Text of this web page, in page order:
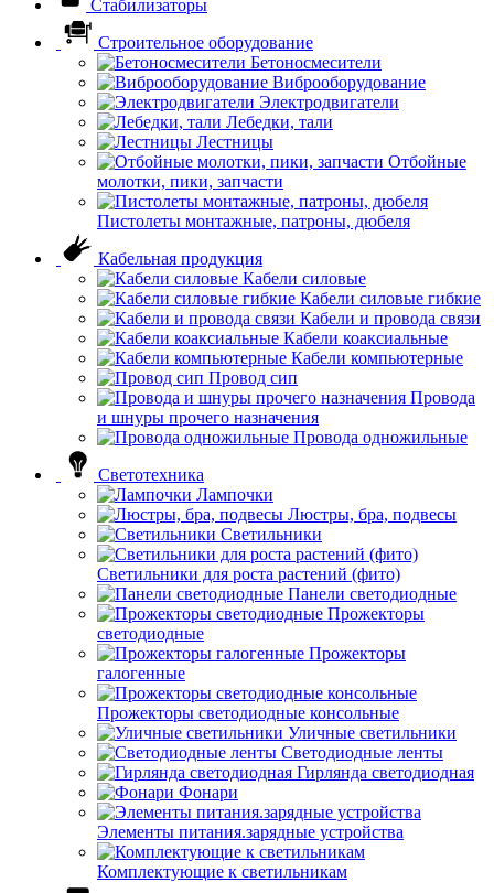
Стабилизаторы
Строительное оборудование
Бетоносмесители
Виброоборудование
Электродвигатели
Лебедки, тали
Лестницы
Отбойные
молотки, пики, запчасти
Пистолеты монтажные, патроны, дюбеля
Кабельная продукция
Кабели силовые
Кабели силовые гибкие
Кабели и провода связи
Кабели коаксиальные
Кабели компьютерные
Провод сип
Провода
и шнуры прочего назначения
Провода одножильные
Светотехника
Лампочки
Люстры, бра, подвесы
Светильники
Светильники для роста растений (фито)
Панели светодиодные
Прожекторы
светодиодные
Прожекторы
галогенные
Прожекторы светодиодные консольные
Уличные светильники
Светодиодные ленты
Гирлянда светодиодная
Фонари
Элементы питания.зарядные устройства
Комплектующие к светильникам